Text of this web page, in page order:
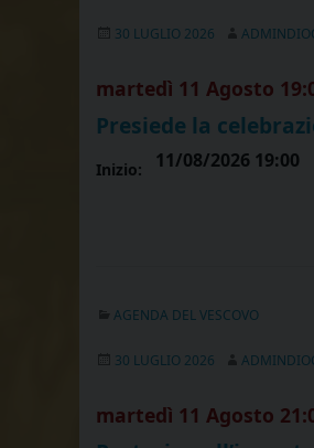
30 LUGLIO 2026
martedì 11 Agosto
Presiede la
Inizio: 11/08/2026 19:00
AGENDA DEL VESCOVO
30 LUGLIO 2026
martedì 11 Agosto